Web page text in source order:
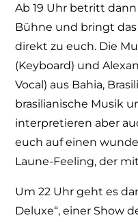
Ab 19 Uhr betritt dann
Bühne und bringt
direkt zu euch. Die
(Keyboard) und
Vocal) aus Bahia,
brasilianische Musik
interpretieren aber
euch auf einen
Laune-Feeling, der
Um 22 Uhr geht es
Deluxe“, einer Show